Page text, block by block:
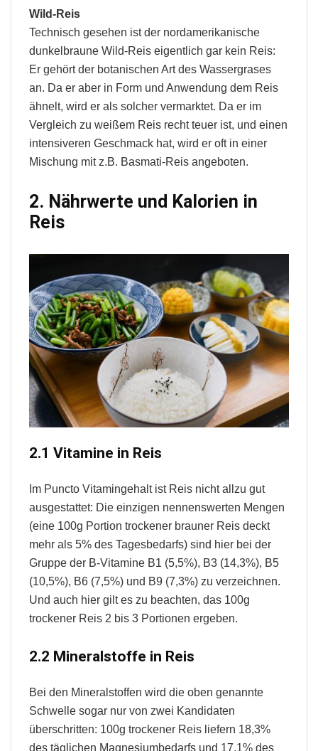
Wild-Reis
Technisch gesehen ist der nordamerikanische
dunkelbraune Wild-Reis eigentlich gar kein Reis:
Er gehört der botanischen Art des Wassergrases
an. Da er aber in Form und Anwendung dem Reis
ähnelt, wird er als solcher vermarktet. Da er im
Vergleich zu weißem Reis recht teuer ist, und einen
intensiveren Geschmack hat, wird er oft in einer
Mischung mit z.B. Basmati-Reis angeboten.
2. Nährwerte und Kalorien in
Reis
2.1 Vitamine in Reis
Im Puncto Vitamingehalt ist Reis nicht allzu gut
ausgestattet: Die einzigen nennenswerten Mengen
(eine 100g Portion trockener brauner Reis deckt
mehr als 5% des Tagesbedarfs) sind hier bei der
Gruppe der B-Vitamine B1 (5,5%), B3 (14,3%), B5
(10,5%), B6 (7,5%) und B9 (7,3%) zu verzeichnen.
Und auch hier gilt es zu beachten, das 100g
trockener Reis 2 bis 3 Portionen ergeben.
2.2 Mineralstoffe in Reis
Bei den Mineralstoffen wird die oben genannte
Schwelle sogar nur von zwei Kandidaten
überschritten: 100g trockener Reis liefern 18,3%
des täglichen Magnesiumbedarfs und 17,1% des